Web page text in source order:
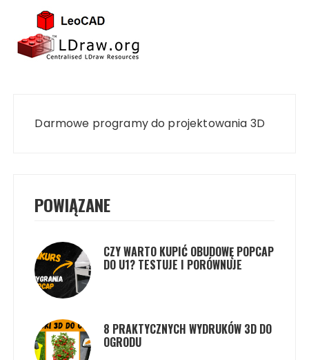
wpisu
Darmowe programy do projektowania 3D
POWIĄZANE
CZY WARTO KUPIĆ OBUDOWĘ POPCAP
DO U1? TESTUJE I PORÓWNUJE
8 PRAKTYCZNYCH WYDRUKÓW 3D DO
OGRODU